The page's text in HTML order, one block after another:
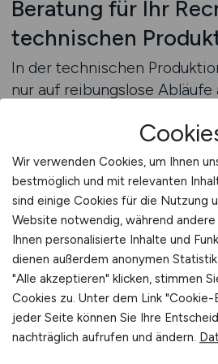
Beratung für Ihr
technischen
In der technischen
nur auf reibungslose Abläufe
entscheidenden
erfahrenes Team kennt die
Anforderungen dieser
unterstützt Sie dabei, Ihre
zielgerichtet und praxisnah
analysieren gemeinsam mit
offenen Positionen
kommunizieren, welche
überzeugen und wie Sie
gegenüber qualifizierten
Wir verwenden Cookies, um Ihnen
bestmöglich und mit relevanten
sind einige Cookies für die Nutzung
Website notwendig, während
Ihnen personalisierte Inhalte und
dienen außerdem anonymen
"Alle akzeptieren" klicken, stimmen
Cookies zu. Unter dem Link "Cookie-
jeder Seite können Sie Ihre
nachträglich aufrufen und ändern.